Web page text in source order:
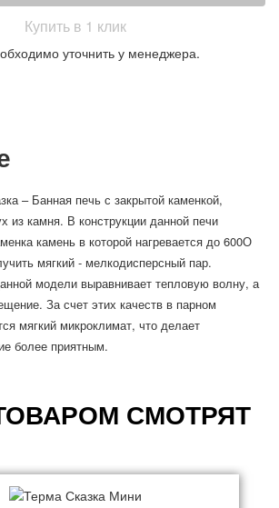
Купить в 1 клик
уточнить у менеджера.
– Банная печь с закрытой каменкой,
из камня. В конструкции данной печи
камень в которой нагревается до 600О
мягкий - мелкодисперсный пар.
модели выравнивает тепловую волну, а
За счет этих качеств в парном
мягкий микроклимат, что делает
более приятным.
СМОТРЯТ